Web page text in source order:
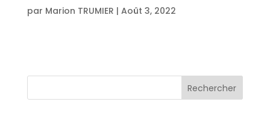
par Marion TRUMIER | Août 3, 2022
Rechercher